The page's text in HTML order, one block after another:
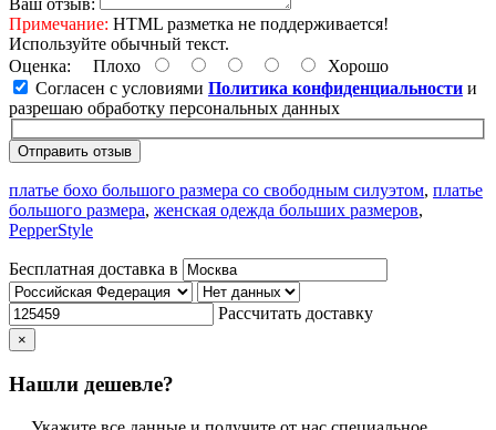
Примечание: HTML разметка не поддерживается!
Используйте обычный текст.
Оценка: Плохо
Хорошо
Согласен с условиями Политика конфиденциальности и
разрешаю обработку персональных данных
Отправить отзыв
платье бохо большого размера со свободным силуэтом, платье
большого размера, женская одежда больших размеров,
PepperStyle
Бесплатная доставка в
Рассчитать доставку
×
Нашли дешевле?